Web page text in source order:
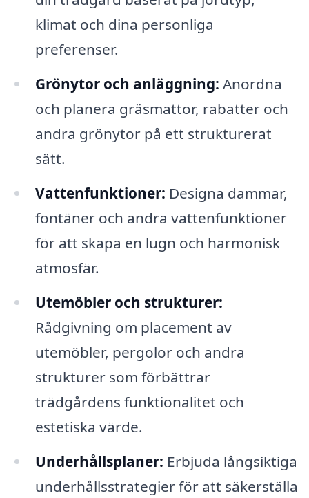
klimat och dina personliga
preferenser.
Grönytor och anläggning: Anordna
och planera gräsmattor, rabatter och
andra grönytor på ett strukturerat
sätt.
Vattenfunktioner: Designa dammar,
fontäner och andra vattenfunktioner
för att skapa en lugn och harmonisk
atmosfär.
Utemöbler och strukturer:
Rådgivning om placement av
utemöbler, pergolor och andra
strukturer som förbättrar
trädgårdens funktionalitet och
estetiska värde.
Underhållsplaner: Erbjuda långsiktiga
underhållsstrategier för att säkerställa